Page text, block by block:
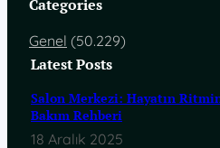
Categories
Genel (50.229)
Latest Posts
Salon Merkezi: Hayatın
Bakım Rehberi
18 Aralık 2025